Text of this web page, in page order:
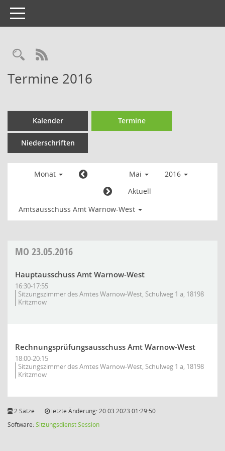
Toggle
navigation
Termine 2016
Kalender Termine
Niederschriften
Monat Mai
2016
Aktuell
Amtsausschuss Amt Warnow-West
MO 23.05.2016
Hauptausschuss Amt Warnow-West
16:30-17:55
Sitzungszimmer des Amtes Warnow-West, Schulweg 1 a, 18198
Kritzmow
Rechnungsprüfungsausschuss Amt Warnow-West
18:00-20:15
Sitzungszimmer des Amtes Warnow-West, Schulweg 1 a, 18198
Kritzmow
2 Sätze
letzte Änderung: 20.03.2023 01:29:50
Software:SitzungsdienstSession